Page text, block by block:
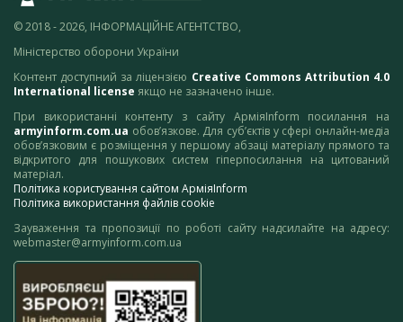
© 2018 - 2026, ІНФОРМАЦІЙНЕ АГЕНТСТВО,
Міністерство оборони України
Контент доступний за ліцензією Creative Commons Attribution 4.0
International license якщо не зазначено інше.
При використанні контенту з сайту АрміяInform посилання на
armyinform.com.ua обов’язкове. Для суб’єктів у сфері онлайн-медіа
обов’язковим є розміщення у першому абзаці матеріалу прямого та
відкритого для пошукових систем гіперпосилання на цитований
матеріал.
Політика користування сайтом АрміяInform
Політика використання файлів cookie
Зауваження та пропозиції по роботі сайту надсилайте на адресу:
webmaster@armyinform.com.ua